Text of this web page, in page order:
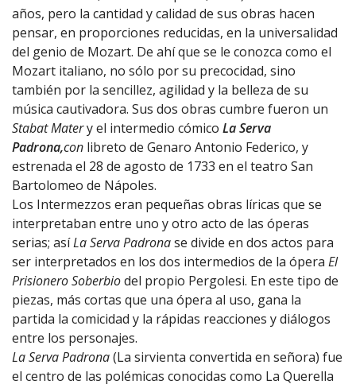
años, pero la cantidad y calidad de sus obras hacen
pensar, en proporciones reducidas, en la universalidad
del genio de Mozart. De ahí que se le conozca como el
Mozart italiano, no sólo por su precocidad, sino
también por la sencillez, agilidad y la belleza de su
música cautivadora. Sus dos obras cumbre fueron un
Stabat Matery el intermedio cómico La Serva
Padrona,con libreto de Genaro Antonio Federico, y
estrenada el 28 de agosto de 1733 en el teatro San
Bartolomeo de Nápoles.
Los Intermezzos eran pequeñas obras líricas que se
interpretaban entre uno y otro acto de las óperas
serias; asíLa Serva Padronase divide en dos actos para
ser interpretados en los dos intermedios de la ópera El
Prisionero Soberbiodel propio Pergolesi. En este tipo de
piezas, más cortas que una ópera al uso, gana la
partida la comicidad y la rápidas reacciones y diálogos
entre los personajes.
La Serva Padrona(La sirvienta convertida en señora) fue
el centro de las polémicas conocidas como La Querella